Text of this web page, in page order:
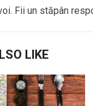
Fii un stăpân
LIKE